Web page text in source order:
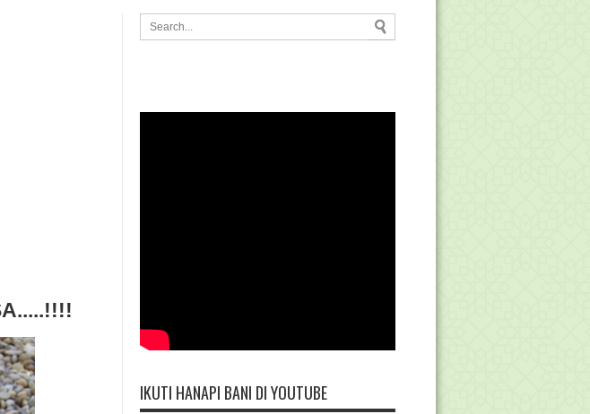
IKUTI HANAPI BANI DI YOUTUBE